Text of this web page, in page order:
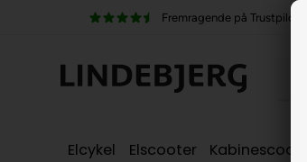
100% køreklar
Elcykel Elscooter Kabinescooter